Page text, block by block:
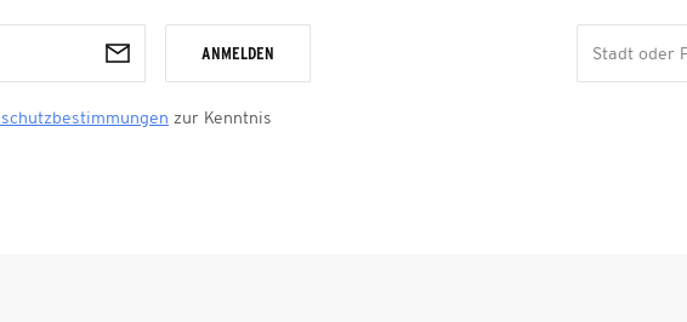
ANMELDEN
zur Kenntnis